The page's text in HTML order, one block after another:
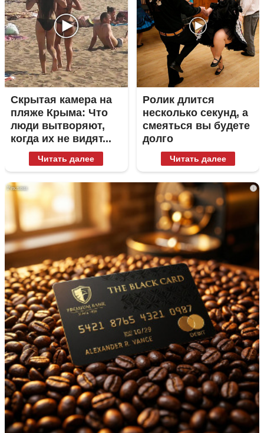
Скрытая камера на
пляже Крыма: Что
люди вытворяют,
когда их не видят...
Читать далее
Ролик длится
несколько секунд, а
смеяться вы будете
долго
Читать далее
i